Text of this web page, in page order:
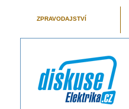
ZPRAVODAJSTVÍ